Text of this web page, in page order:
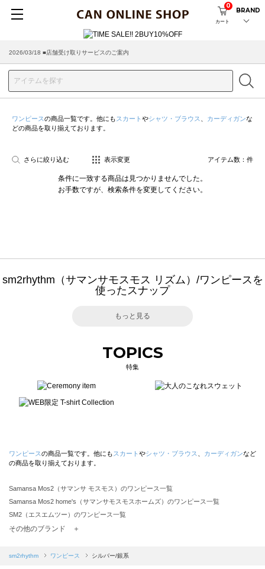
カート
0
BRAND
2026/03/18 ■店舗受け取りサービスのご案内
ワンピースの商品一覧です。他にも スカート やシャツ・ブラウス カーディガンな
どの商品を取り揃えております。
さらに絞り込む 表示変更 アイテム数： 件
条件に一致する商品は見つかりませんでした。
お手数ですが、検索条件を変更してください。
sm2rhythm（サマンサモスモス リズム）/ワンピースを
使ったスナップ
もっと見る
TOPICS
特集
ワンピースの商品一覧です。他にも スカート やシャツ・ブラウス カーディガンなど
の商品を取り揃えております。
Samansa Mos2（サマンサ モスモス）のワンピース一覧
Samansa Mos2 home's（サマンサモスモスホームズ）のワンピース一覧
SM2（エスエムツー）のワンピース一覧
TSUHARU by Samansa Mos2（ツハルバイサマンサモスモス）のワンピース一覧
Samansa Mos2 blue（サマンサモスモス ブルー）のワンピース一覧
その他のブランド ＋
sm2rhythm ワンピース シルバー/銀系